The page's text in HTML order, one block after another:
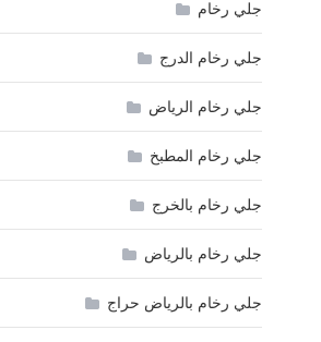
جلي رخام
جلي رخام الدرج
جلي رخام الرياض
جلي رخام المطبخ
جلي رخام بالخرج
جلي رخام بالرياض
جلي رخام بالرياض حراج